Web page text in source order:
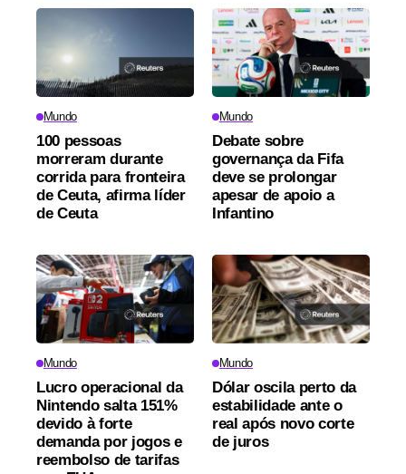
Mundo
100 pessoas
morreram durante
corrida para fronteira
de Ceuta, afirma líder
de Ceuta
Mundo
Debate sobre
governança da Fifa
deve se prolongar
apesar de apoio a
Infantino
Mundo
Lucro operacional da
Nintendo salta 151%
devido à forte
demanda por jogos e
reembolso de tarifas
Mundo
Dólar oscila perto da
estabilidade ante o
real após novo corte
de juros